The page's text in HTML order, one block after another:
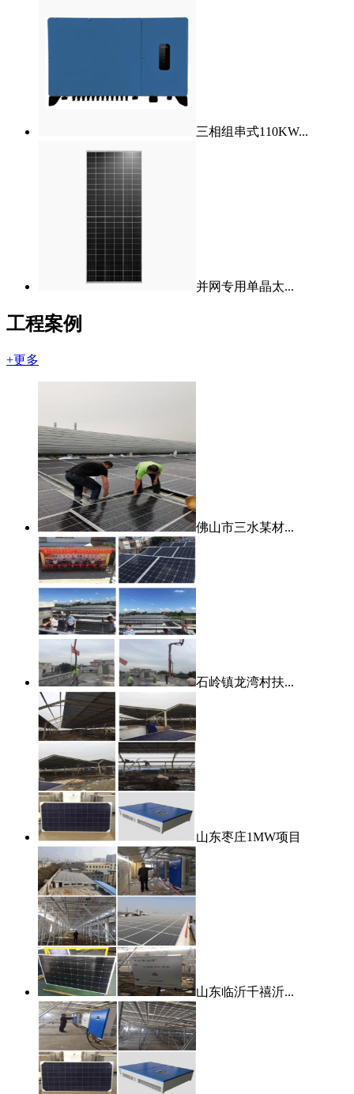
三相组串式110KW...
并网专用单晶太...
工程案例
+更多
佛山市三水某材...
石岭镇龙湾村扶...
山东枣庄1MW项目
山东临沂千禧沂...